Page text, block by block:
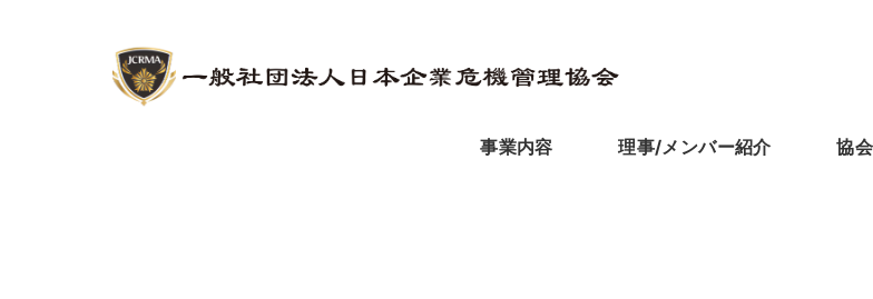
事業内容 理事/メンバー紹介 協